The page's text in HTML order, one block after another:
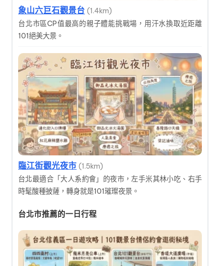
象山六巨石觀景台 (1.4km)
台北市區CP值最高的親子體能挑戰場，用汗水換取近距離
101絕美大景。
臨江街觀光夜市 (1.5km)
台北最適合「大人系約會」的夜市，左手米其林小吃、右手
時髦酸種披薩，轉身就是101璀璨夜景。
台北市推薦的一日行程